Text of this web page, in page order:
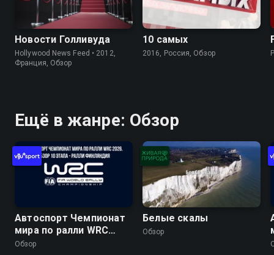
Новости Голливуда
Hollywood News Feed • 2012,
Франция, Обзор
10 самых
2016, Россия, Обзор
Ещё в жанре: Обзор
Автоспорт Чемпионат
мира по ралли WRC
2026. Обзор 10 этапа -
Обзор
Белые скалы
Обзор